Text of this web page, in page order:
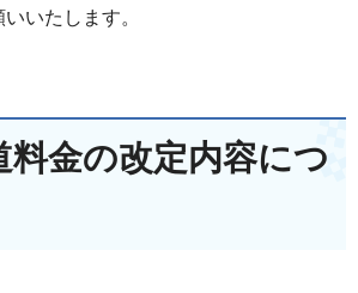
いたします。
料金の改定内容につ